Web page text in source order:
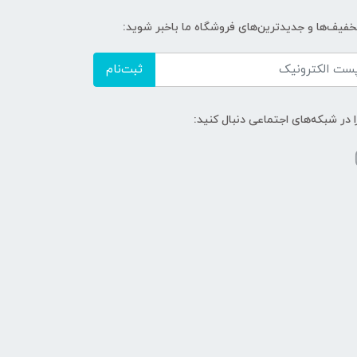
و جدیدترین‌های فروشگاه ما باخبر شوید:
ثبت‌نام
در شبکه‌های اجتماعی دنبال کنید: